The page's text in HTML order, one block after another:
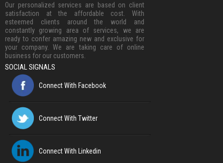
Our personalized services are based on client
satisfaction at the affordable cost. With
esteemed clients around the world and
constantly growing area of services, we are
ready to confer amazing new and exclusive for
your company. We are taking care of online
business for our customers.
SOCIAL SIGNALS
Connect With Facebook
Connect With Twitter
Connect With Linkedin